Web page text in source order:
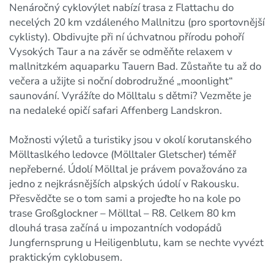
Nenáročný cyklovýlet nabízí trasa z Flattachu do
necelých 20 km vzdáleného Mallnitzu (pro sportovnější
cyklisty). Obdivujte při ní úchvatnou přírodu pohoří
Vysokých Taur a na závěr se odměňte relaxem v
mallnitzkém aquaparku Tauern Bad. Zůstaňte tu až do
večera a užijte si noční dobrodružné „moonlight“
saunování. Vyrážíte do Mölltalu s dětmi? Vezměte je
na nedaleké opičí safari Affenberg Landskron.
Možnosti výletů a turistiky jsou v okolí korutanského
Mölltaslkého ledovce (Mölltaler Gletscher) téměř
nepřeberné. Údolí Mölltal je právem považováno za
jedno z nejkrásnějších alpských údolí v Rakousku.
Přesvědčte se o tom sami a projeďte ho na kole po
trase Großglockner – Mölltal – R8. Celkem 80 km
dlouhá trasa začíná u impozantních vodopádů
Jungfernsprung u Heiligenblutu, kam se nechte vyvézt
praktickým cyklobusem.